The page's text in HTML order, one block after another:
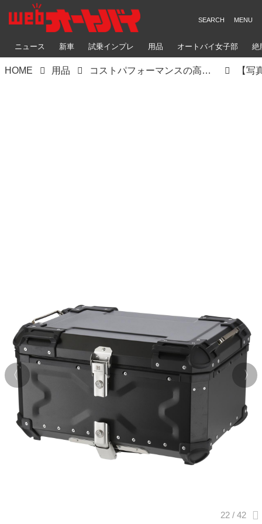
ニュース 新車 試乗インプレ 用品 オートバイ女子部 絶
HOME 用品 コストパフォーマンスの高いアルミケースがライズから登場！ 新ブランド「ハードワークス」の5製品を紹介